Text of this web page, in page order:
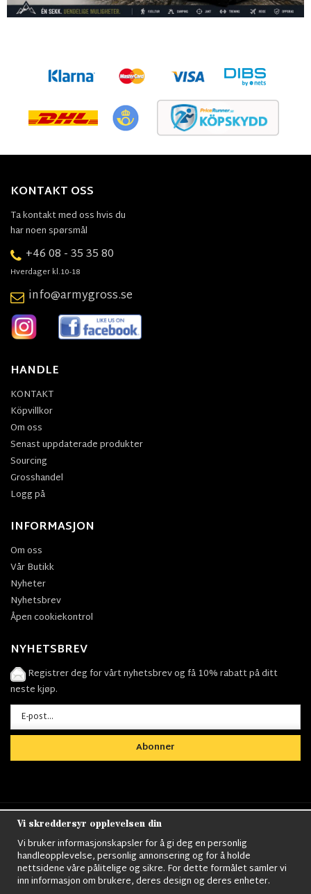
KONTAKT OSS
Ta kontakt med oss hvis du
har noen spørsmål
+46 08 - 35 35 80
Hverdager kl.10-18
info@armygross.se
HANDLE
KONTAKT
Köpvillkor
Om oss
Senast uppdaterade produkter
Sourcing
Grosshandel
Logg på
INFORMASJON
Om oss
Vår Butikk
Nyheter
Nyhetsbrev
Åpen cookiekontrol
NYHETSBREV
Registrer deg for vårt nyhetsbrev og få 10% rabatt på ditt
neste kjøp.
Abonner
Nordens största utbud av
kläder,Militärtöverskott, Militärutrustning, Ordningsvakt
utrustning,väktarkläder,Militärbyxor,Militärjackor,M65
Jackor,Bomberjackor,Militärkängor,Militära Ryggsäckar,Vintage Army
kläder,Sjömanskläder,Paracord,Gasmask,Ghillie
Militärknivar Knivhandskar Natotröjor
Vi skreddersyr opplevelsen din
Vi bruker informasjonskapsler for å gi deg en personlig
handleopplevelse, personlig annonsering og for å holde
nettsidene våre pålitelige og sikre. For dette formålet samler vi
inn informasjon om brukere, deres design og deres enheter.